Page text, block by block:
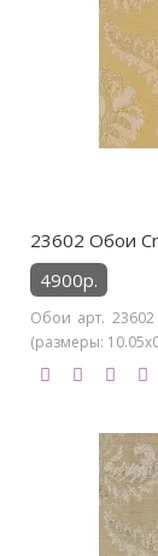
23602 Обои
4900р.
Обои арт.
(размеры: